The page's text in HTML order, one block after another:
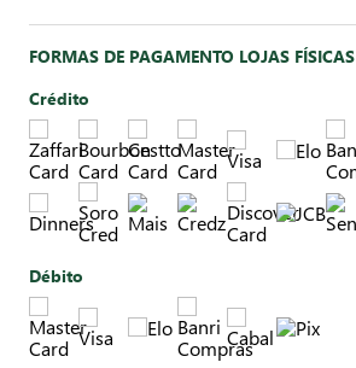
FORMAS DE PAGAMENTO LOJAS FÍSICAS
Crédito
Débito